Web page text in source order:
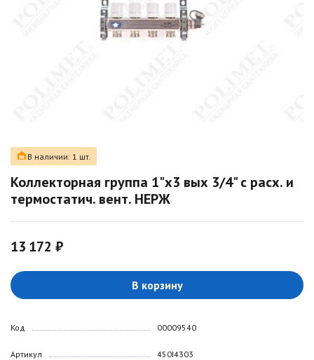
В наличии: 1 шт.
Коллекторная группа 1"х3 вых 3/4" с расх. и
термостатич. вент. НЕРЖ
13 172 ₽
В корзину
Код
Артикул
00009540
450I4303